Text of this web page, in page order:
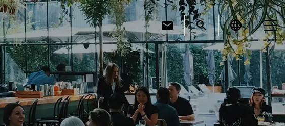
mail search language
お知らせ